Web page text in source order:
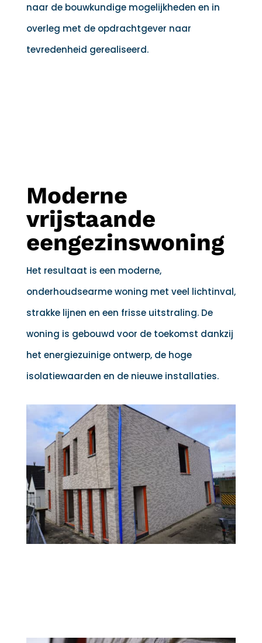
naar de bouwkundige mogelijkheden en in
overleg met de opdrachtgever naar
tevredenheid gerealiseerd.
Moderne
vrijstaande
eengezinswoning
Het resultaat is een moderne,
onderhoudsearme woning met veel lichtinval,
strakke lijnen en een frisse uitstraling. De
woning is gebouwd voor de toekomst dankzij
het energiezuinige ontwerp, de hoge
isolatiewaarden en de nieuwe installaties.